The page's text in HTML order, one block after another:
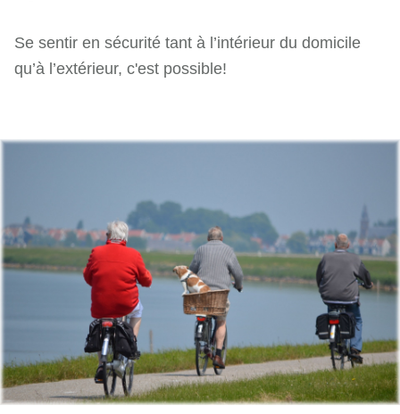
Se sentir en sécurité tant à l’intérieur du domicile
qu’à l’extérieur, c'est possible!